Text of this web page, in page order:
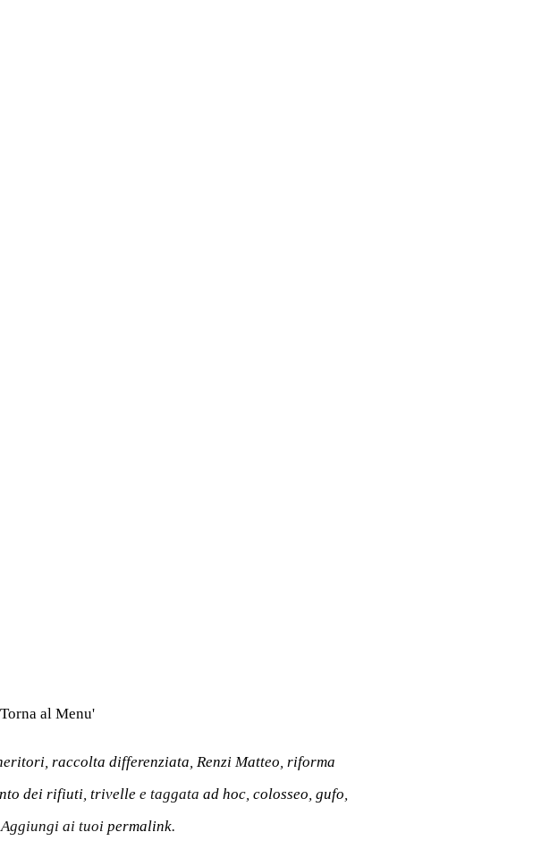
Torna al Menu'
, raccolta differenziata, Renzi Matteo, riforma
dei rifiuti, trivellee taggata ad hoc, colosseo, gufo,
ai tuoi permalink.